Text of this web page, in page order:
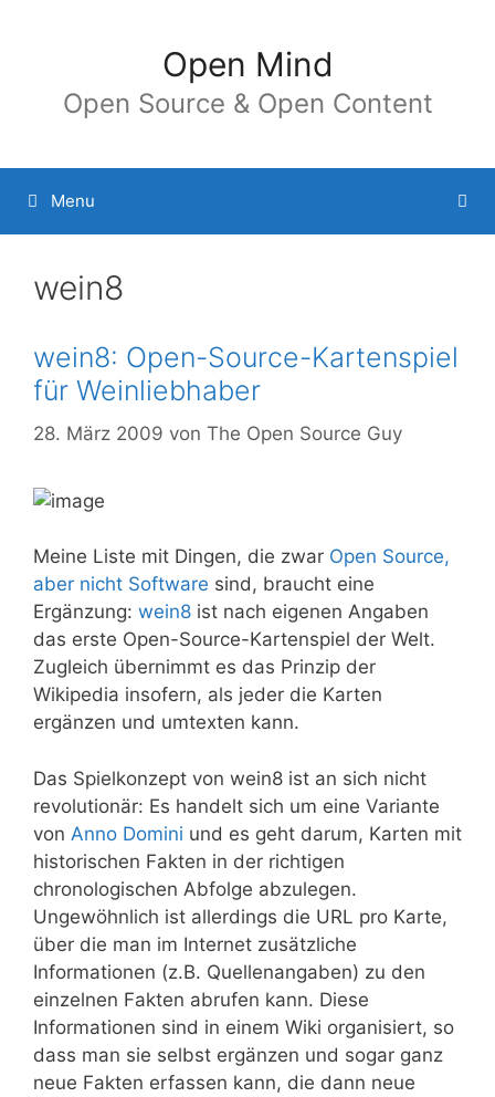
Open Mind
Open Source & Open Content
Menu
wein8
wein8: Open-Source-Kartenspiel
für Weinliebhaber
28. März 2009 von The Open Source Guy
Meine Liste mit Dingen, die zwar Open Source,
aber nicht Software sind, braucht eine
Ergänzung: wein8 ist nach eigenen Angaben
das erste Open-Source-Kartenspiel der Welt.
Zugleich übernimmt es das Prinzip der
Wikipedia insofern, als jeder die Karten
ergänzen und umtexten kann.
Das Spielkonzept von wein8 ist an sich nicht
revolutionär: Es handelt sich um eine Variante
von Anno Domini und es geht darum, Karten mit
historischen Fakten in der richtigen
chronologischen Abfolge abzulegen.
Ungewöhnlich ist allerdings die URL pro Karte,
über die man im Internet zusätzliche
Informationen (z.B. Quellenangaben) zu den
einzelnen Fakten abrufen kann. Diese
Informationen sind in einem Wiki organisiert, so
dass man sie selbst ergänzen und sogar ganz
neue Fakten erfassen kann, die dann neue